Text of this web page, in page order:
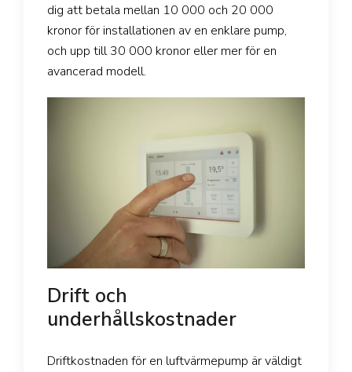
dig att betala mellan 10 000 och 20 000
kronor för installationen av en enklare pump,
och upp till 30 000 kronor eller mer för en
avancerad modell.
Drift och
underhållskostnader
Driftkostnaden för en luftvärmepump är väldigt